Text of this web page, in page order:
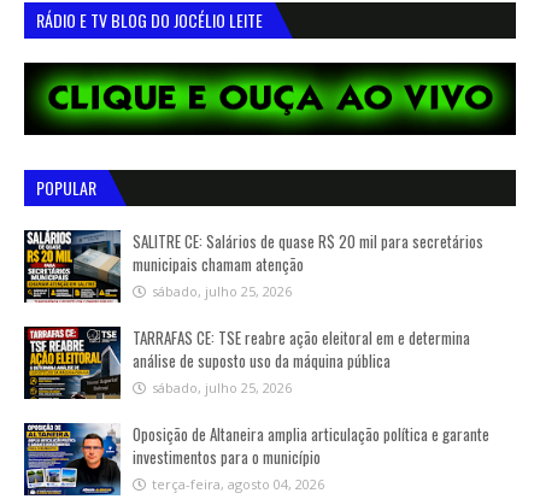
RÁDIO E TV BLOG DO JOCÉLIO LEITE
POPULAR
SALITRE CE: Salários de quase R$ 20 mil para secretários
municipais chamam atenção
sábado, julho 25, 2026
TARRAFAS CE: TSE reabre ação eleitoral em e determina
análise de suposto uso da máquina pública
sábado, julho 25, 2026
Oposição de Altaneira amplia articulação política e garante
investimentos para o município
terça-feira, agosto 04, 2026